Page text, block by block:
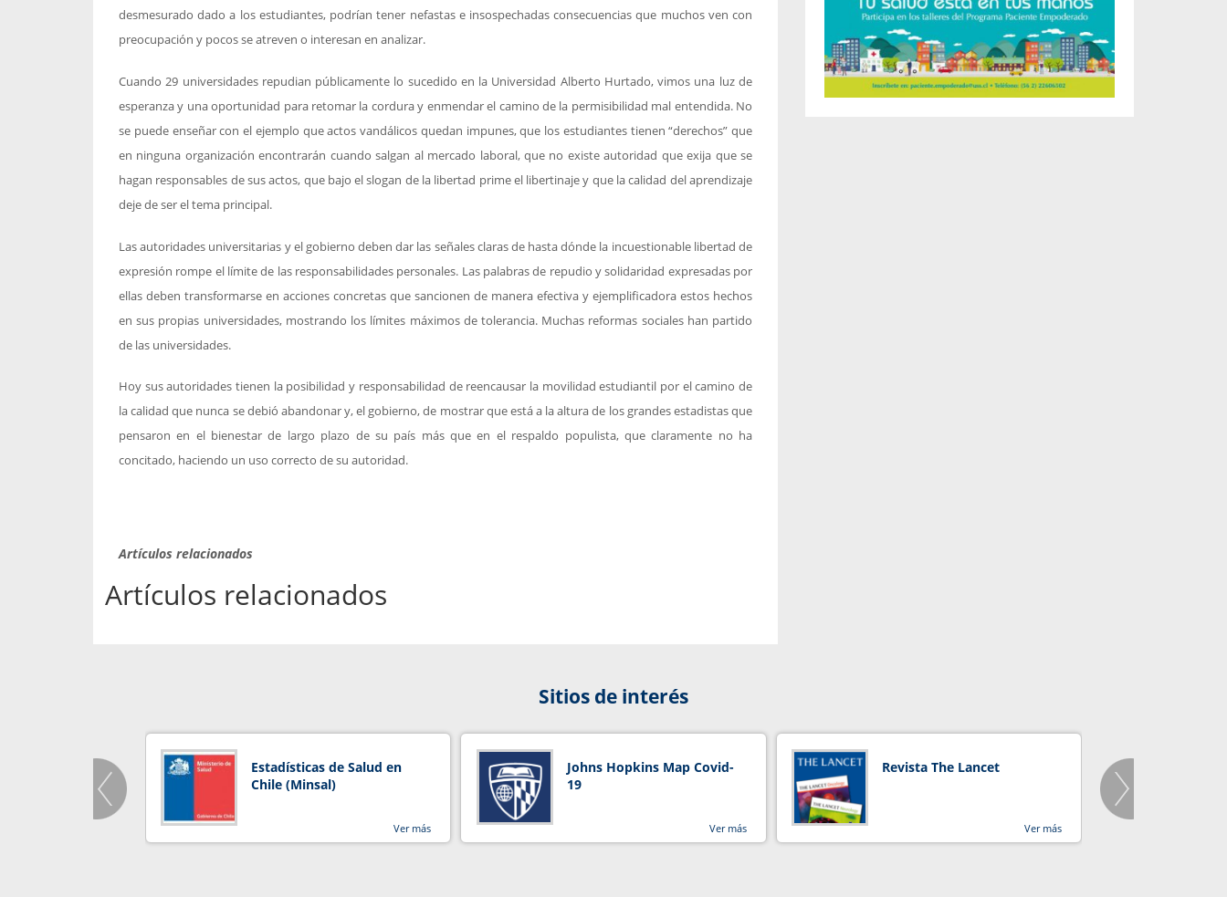
desmesurado dado a los estudiantes, podrían tener nefastas e insospechadas consecuencias que muchos ven con
preocupación y pocos se atreven o interesan en analizar.
Cuando 29 universidades repudian públicamente lo sucedido en la Universidad Alberto Hurtado, vimos una luz de
esperanza y una oportunidad para retomar la cordura y enmendar el camino de la permisibilidad mal entendida. No
se puede enseñar con el ejemplo que actos vandálicos quedan impunes, que los estudiantes tienen “derechos” que
en ninguna organización encontrarán cuando salgan al mercado laboral, que no existe autoridad que exija que se
hagan responsables de sus actos, que bajo el slogan de la libertad prime el libertinaje y que la calidad del aprendizaje
deje de ser el tema principal.
Las autoridades universitarias y el gobierno deben dar las señales claras de hasta dónde la incuestionable libertad de
expresión rompe el límite de las responsabilidades personales. Las palabras de repudio y solidaridad expresadas por
ellas deben transformarse en acciones concretas que sancionen de manera efectiva y ejemplificadora estos hechos
en sus propias universidades, mostrando los límites máximos de tolerancia. Muchas reformas sociales han partido
de las universidades.
Hoy sus autoridades tienen la posibilidad y responsabilidad de reencausar la movilidad estudiantil por el camino de
la calidad que nunca se debió abandonar y, el gobierno, de mostrar que está a la altura de los grandes estadistas que
pensaron en el bienestar de largo plazo de su país más que en el respaldo populista, que claramente no ha
concitado, haciendo un uso correcto de su autoridad.
Artículos relacionados
Artículos relacionados
Sitios de interés
Estadísticas de Salud en
Chile (Minsal)
Ver más
Johns Hopkins Map Covid-
19
Ver más
Revista The Lancet
Ver más